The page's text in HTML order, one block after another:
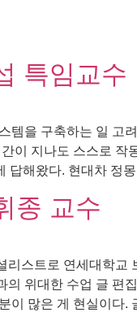
특임교수
템을 구축하는 일
이 지나도 스스로
답해왔다. 현대차 정
종 교수
스트로 연세대학
위대한 수업 글
이 많은 게 현실이